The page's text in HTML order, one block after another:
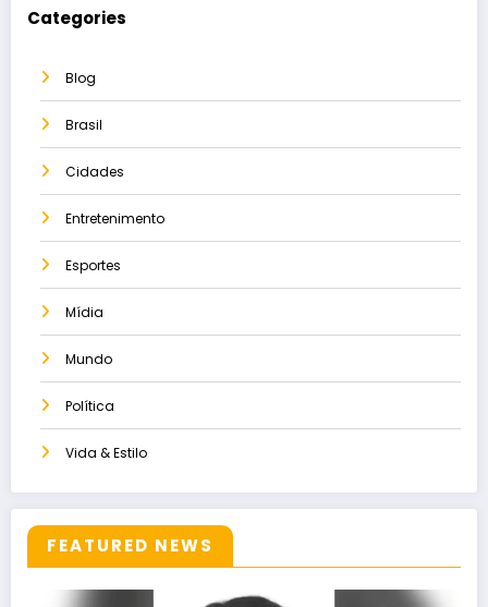
Categories
Blog
Brasil
Cidades
Entretenimento
Esportes
Mídia
Mundo
Política
Vida & Estilo
FEATURED NEWS